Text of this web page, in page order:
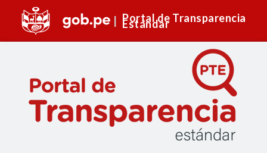
Portal de Transparencia
Estándar